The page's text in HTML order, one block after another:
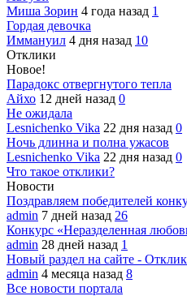
Миша Зорин 4 года назад 1
Гордая девочка
Иммануил 4 дня назад 10
Отклики
Новое!
Парадокс отвергнутого тепла
Айхо 12 дней назад 0
Не ожидала
Lesnichenko Vika 22 дня назад 0
Ночь длинна и полна ужасов
Lesnichenko Vika 22 дня назад 0
Что такое отклики?
Новости
Поздравляем победителей
admin 7 дней назад 26
Конкурс «Неразделенная
admin 28 дней назад 1
Новый раздел на сайте -
admin 4 месяца назад 8
Все новости портала